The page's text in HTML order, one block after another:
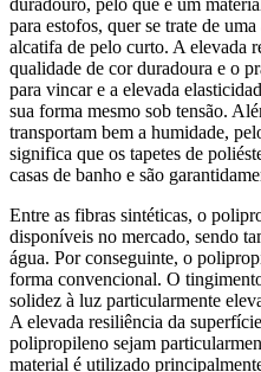
duradouro, pelo que é um
para estofos, quer se trate de
alcatifa de pelo curto. A elevada
qualidade de cor duradoura e o
para vincar e a elevada
sua forma mesmo sob tensão.
transportam bem a humidade,
significa que os tapetes de
casas de banho e são
Entre as fibras sintéticas, o
disponíveis no mercado, sendo
água. Por conseguinte, o
forma convencional. O
solidez à luz particularmente
A elevada resiliência da
polipropileno sejam
material é utilizado